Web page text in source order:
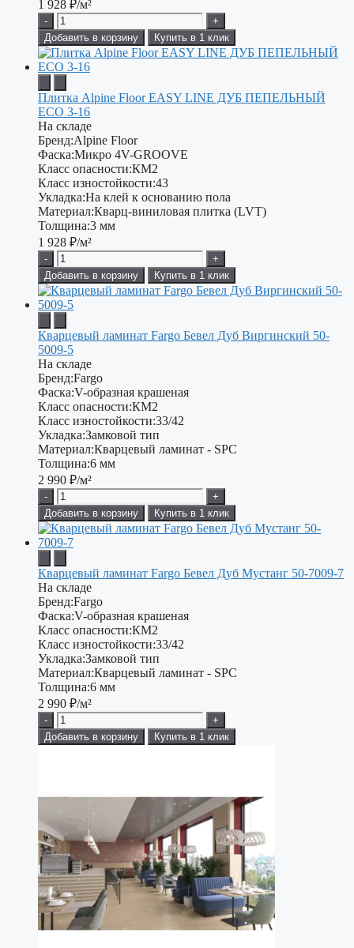
1 928 ₽/м²
-
+
Добавить в корзину
Купить в 1 клик
Плитка Alpine Floor EASY LINE ДУБ ПЕПЕЛЬНЫЙ
ECO 3-16
На складе
Бренд:Alpine Floor
Фаска:Микро 4V-GROOVE
Класс опасности:КМ2
Класс изностойкости:43
Укладка:На клей к основанию пола
Материал:Кварц-виниловая плитка (LVT)
Толщина:3 мм
1 928 ₽/м²
-
+
Добавить в корзину
Купить в 1 клик
Кварцевый ламинат Fargo Бевел Дуб Виргинский 50-
5009-5
На складе
Бренд:Fargo
Фаска:V-образная крашеная
Класс опасности:КМ2
Класс изностойкости:33/42
Укладка:Замковой тип
Материал:Кварцевый ламинат - SPC
Толщина:6 мм
2 990 ₽/м²
-
+
Добавить в корзину
Купить в 1 клик
Кварцевый ламинат Fargo Бевел Дуб Мустанг 50-7009-7
На складе
Бренд:Fargo
Фаска:V-образная крашеная
Класс опасности:КМ2
Класс изностойкости:33/42
Укладка:Замковой тип
Материал:Кварцевый ламинат - SPC
Толщина:6 мм
2 990 ₽/м²
-
+
Добавить в корзину
Купить в 1 клик